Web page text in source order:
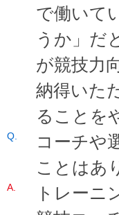
で働いて
うか」だ
が競技力
納得いた
ることを
コーチや
ことはあ
トレーニ